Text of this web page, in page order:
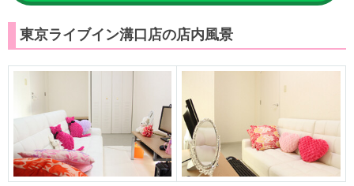
東京ライブイン溝口店の店内風景